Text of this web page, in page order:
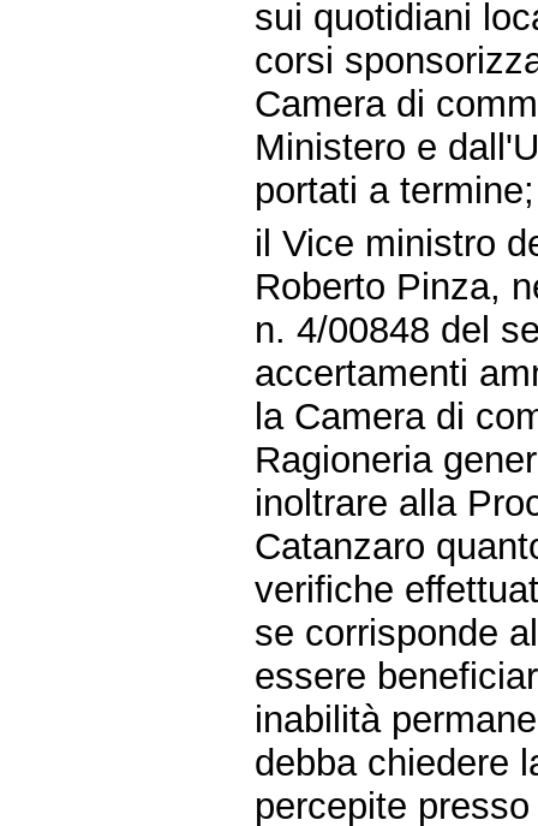
sui quotidiani
corsi
Camera di
Ministero e
portati a termine;
il Vice ministro
Roberto Pinza,
n. 4/00848 del
accertamenti
la Camera di
Ragioneria
inoltrare alla
Catanzaro
verifiche
se corrisponde
essere
inabilità
debba chiedere
percepite